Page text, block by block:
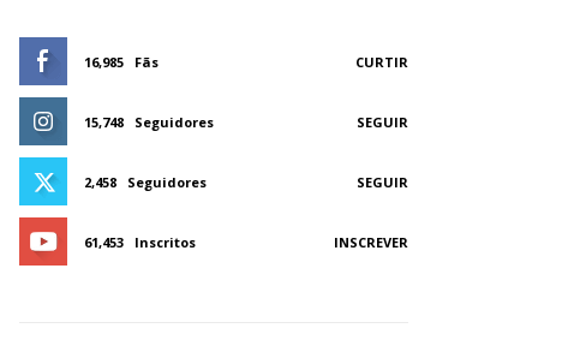
16,985 Fãs CURTIR
15,748 Seguidores SEGUIR
2,458 Seguidores SEGUIR
61,453 Inscritos INSCREVER